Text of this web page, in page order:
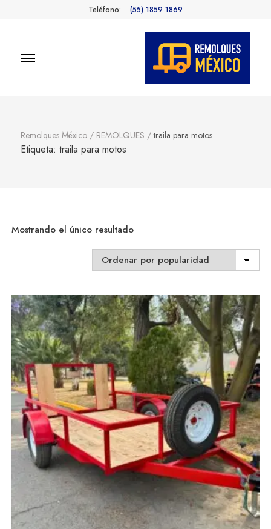
Teléfono: (55) 1859 1869
Remolques México / REMOLQUES /traila para motos
Etiqueta: traila para motos
Mostrando el único resultado